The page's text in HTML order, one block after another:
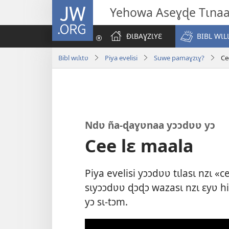
JW.ORG Yehowa Aseɣɖe Tɩnaa
ÐƖBAƔZƖYƐ
BIBL
Bibl wɩlɩtʋ Piya evelisi Suwe pamaɣzɩɣ?
Ndʋ ña-ɖaɣʋnaa yɔɔdʋʋ yɔ
Cee lɛ maala
Piya evelisi yɔɔdʋʋ tɩlasɩ nzɩ
sɩyɔɔdʋʋ ɖɔɖɔ wazasɩ nzɩ ɛyʋ
yɔ sɩ-tɔm.